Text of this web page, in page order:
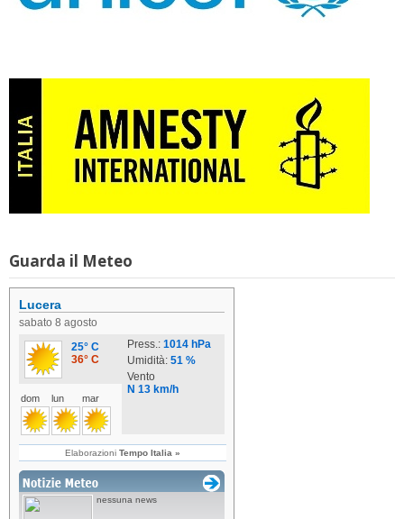
Guarda il Meteo